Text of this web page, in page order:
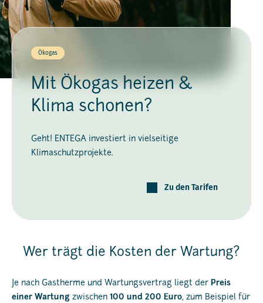
Ökogas
Mit Ökogas heizen &
Klima schonen?
Geht! ENTEGA investiert in vielseitige
Klimaschutzprojekte.
Zu den Tarifen
Wer trägt die Kosten der Wartung?
Je nach Gastherme und Wartungsvertrag liegt der Preis
einer Wartung zwischen 100 und 200 Euro, zum Beispiel für